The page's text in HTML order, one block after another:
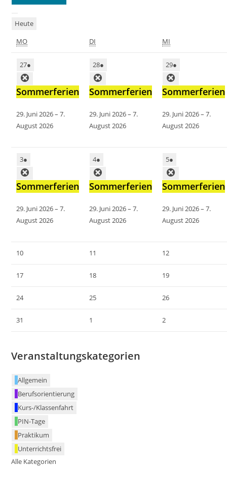
Heute
MO
DI MI
27●
Sommerferien
29. Juni 2026–7.
August 2026
28●
Sommerferien
29. Juni 2026–7.
August 2026
29●
Sommerferien
29. Juni 2026–7.
August 2026
3●
Sommerferien
29. Juni 2026–7.
August 2026
4●
Sommerferien
29. Juni 2026–7.
August 2026
5●
Sommerferien
29. Juni 2026–7.
August 2026
10 11 12
17 18 19
24 25 26
31 1 2
Veranstaltungskategorien
Allgemein
Berufsorientierung
Kurs-/Klassenfahrt
PIN-Tage
Praktikum
Unterrichtsfrei
Alle Kategorien